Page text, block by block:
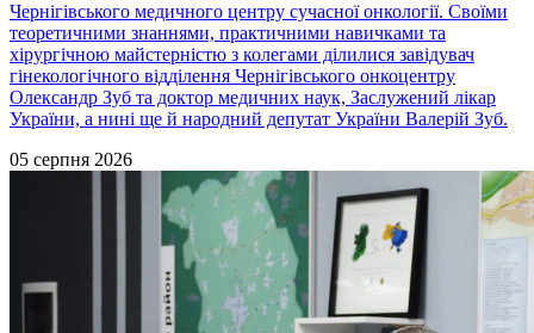
Чернігівського медичного центру сучасної онкології. Своїми
теоретичними знаннями, практичними навичками та
хірургічною майстерністю з колегами ділилися завідувач
гінекологічного відділення Чернігівського онкоцентру
Олександр Зуб та доктор медичних наук, Заслужений лікар
України, а нині ще й народний депутат України Валерій Зуб.
05 серпня 2026